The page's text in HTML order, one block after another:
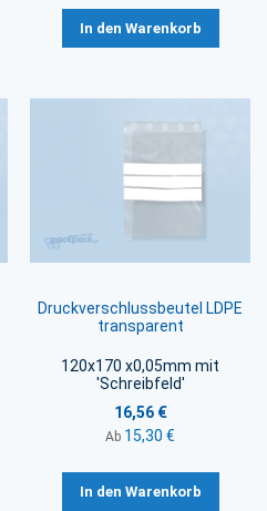
In den Warenkorb
Druckverschlussbeutel LDPE
transparent
120x170 x0,05mm mit
'Schreibfeld'
16,56 €
Ab 15,30 €
In den Warenkorb